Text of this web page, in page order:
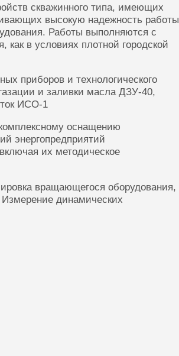
скважинного типа, имеющих
высокую надежность работы
Работы выполняются с
в условиях плотной городской
приборов и технологического
и заливки масла ДЗУ-40,
ИСО-1
оснащению
энергопредприятий
их методическое
вращающегося оборудования,
динамических